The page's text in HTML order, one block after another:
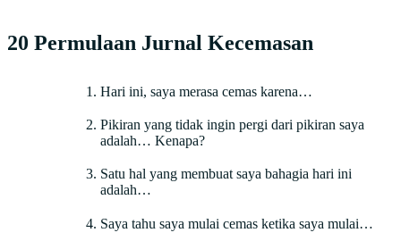
20 Permulaan Jurnal Kecemasan
Hari ini, saya merasa cemas karena…
Pikiran yang tidak ingin pergi dari pikiran saya
adalah… Kenapa?
Satu hal yang membuat saya bahagia hari ini
adalah…
Saya tahu saya mulai cemas ketika saya mulai…